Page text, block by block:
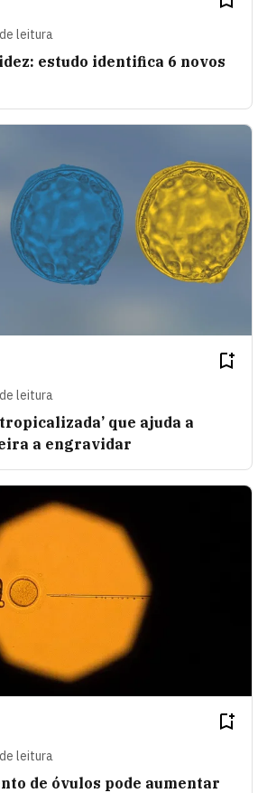
de leitura
estudo identifica 6 novos
leitura
que ajuda a
a engravidar
leitura
de óvulos pode aumentar